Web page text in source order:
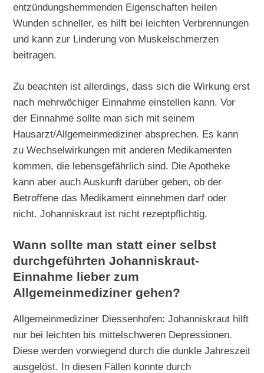
entzündungshemmenden Eigenschaften heilen
Wunden schneller, es hilft bei leichten Verbrennungen
und kann zur Linderung von Muskelschmerzen
beitragen.
Zu beachten ist allerdings, dass sich die Wirkung erst
nach mehrwöchiger Einnahme einstellen kann. Vor
der Einnahme sollte man sich mit seinem
Hausarzt/Allgemeinmediziner absprechen. Es kann
zu Wechselwirkungen mit anderen Medikamenten
kommen, die lebensgefährlich sind. Die Apotheke
kann aber auch Auskunft darüber geben, ob der
Betroffene das Medikament einnehmen darf oder
nicht. Johanniskraut ist nicht rezeptpflichtig.
Wann sollte man statt einer selbst
durchgeführten Johanniskraut-
Einnahme lieber zum
Allgemeinmediziner gehen?
Allgemeinmediziner Diessenhofen: Johanniskraut hilft
nur bei leichten bis mittelschweren Depressionen.
Diese werden vorwiegend durch die dunkle Jahreszeit
ausgelöst. In diesen Fällen konnte durch